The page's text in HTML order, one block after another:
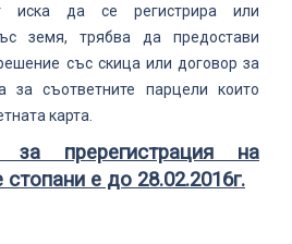
иска да се регистрира или
земя, трябва да предостави
със скица или договор за
за съответните парцели които
карта.
пререгистрация на
е до 28.02.2016г.